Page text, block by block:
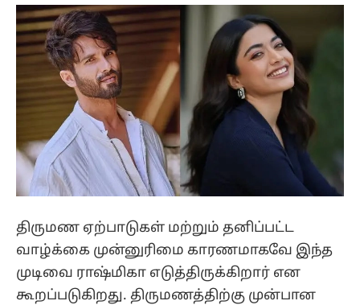
திருமண ஏற்பாடுகள் மற்றும் தனிப்பட்ட
வாழ்க்கை முன்னுரிமை காரணமாகவே இந்த
முடிவை ராஷ்மிகா எடுத்திருக்கிறார் என
கூறப்படுகிறது. திருமணத்திற்கு முன்பான